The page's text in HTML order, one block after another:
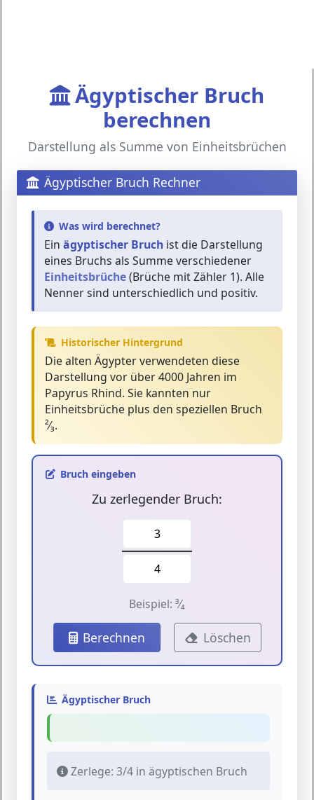
Ägyptischer Bruch
berechnen
Darstellung als Summe von Einheitsbrüchen
Ägyptischer Bruch Rechner
Was wird berechnet?
Ein ägyptischer Bruch ist die Darstellung
eines Bruchs als Summe verschiedener
Einheitsbrüche(Brüche mit Zähler 1). Alle
Nenner sind unterschiedlich und positiv.
Historischer Hintergrund
Die alten Ägypter verwendeten diese
Darstellung vor über 4000 Jahren im
Papyrus Rhind. Sie kannten nur
Einheitsbrüche plus den speziellen Bruch
²⁄₃.
Bruch eingeben
Zu zerlegender Bruch:
Beispiel: ³⁄₄
Berechnen Löschen
Ägyptischer Bruch
Zerlege: 3/4 in ägyptischen Bruch